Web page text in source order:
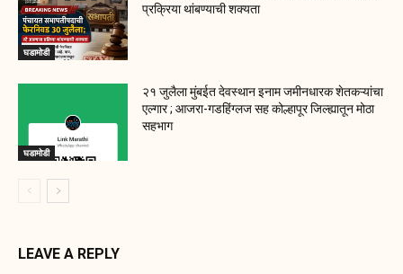
घडामोडी
प्रक्रिया थांबण्याची शक्यता
घडामोडी
२१ जुलैला मुंबईत देवस्थान इनाम जमीनधारक शेतकऱ्यांचा
एल्गार ; आजरा-गडहिंग्लज सह कोल्हापूर जिल्ह्यातून मोठा
सहभाग
LEAVE A REPLY